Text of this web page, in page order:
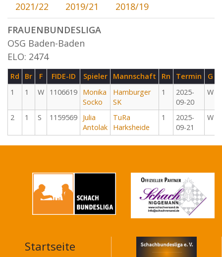
2021/22
2019/21
2018/19
FRAUENBUNDESLIGA
OSG Baden-Baden
ELO: 2474
Rd Br F FIDE-ID Spieler Mannschaft Rn Termin G
1
1 W 1106619
Monika
Socko
Hamburger
SK
1
2025-
09-20
W
2 1 S 1159569
Julia
Antolak
TuRa
Harksheide
1
2025-
09-21
W
MAIN
Startseite